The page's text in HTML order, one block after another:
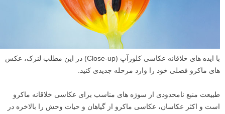
با ایده های خلاقانه عکاسی کلوزآپ (Close-up) در این مطلب لنزک، عکس
های ماکرو فصلی خود را وارد مرحله جدیدی کنید.
طبیعت منبع نامحدودی از سوژه های مناسب برای عکاسی خلاقانه ماکرو
است و اکثر عکاسان، عکاسی ماکرو از گیاهان و حیات وحش را بالاخره در